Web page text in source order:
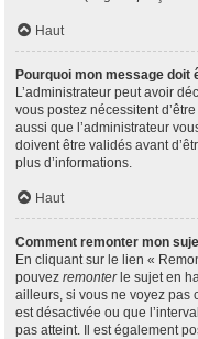
Haut
Pourquoi mon message doit
L’administrateur peut avoir
vous postez nécessitent
aussi que l’administrateur
doivent être validés avant
plus d’informations.
Haut
Comment remonter mon
En cliquant sur le lien «
pouvez remonterle sujet en
ailleurs, si vous ne voyez pas
est désactivée ou que
pas atteint. Il est également